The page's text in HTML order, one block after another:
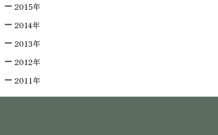
2015年
2014年
2013年
2012年
2011年